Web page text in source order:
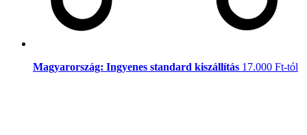
Magyarország: Ingyenes standard kiszállítás 17.000 Ft-tól